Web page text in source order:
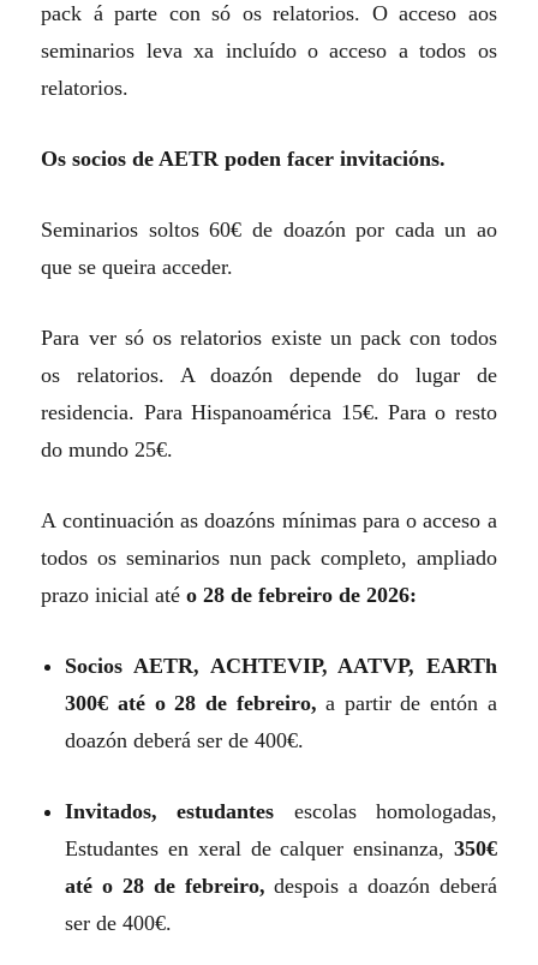
pack á parte con só os relatorios. O acceso aos
seminarios leva xa incluído o acceso a todos os
relatorios.
Os socios de AETR poden facer invitacións.
Seminarios soltos 60€ de doazón por cada un ao
que se queira acceder.
Para ver só os relatorios existe un pack con todos
os relatorios. A doazón depende do lugar de
residencia. Para Hispanoamérica 15€. Para o resto
do mundo 25€.
A continuación as doazóns mínimas para o acceso a
todos os seminarios nun pack completo, ampliado
prazo inicial até o 28 de febreiro de 2026:
Socios AETR, ACHTEVIP, AATVP, EARTh
300€ até o 28 de febreiro, a partir de entón a
doazón deberá ser de 400€.
Invitados, estudantes escolas homologadas,
Estudantes en xeral de calquer ensinanza, 350€
até o 28 de febreiro, despois a doazón deberá
ser de 400€.